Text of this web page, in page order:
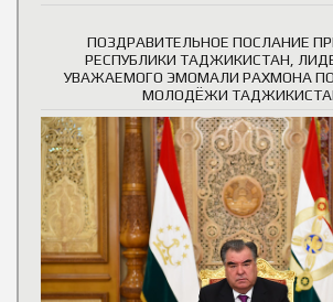
ПОЗДРАВИТЕЛЬНОЕ ПОСЛАНИЕ
РЕСПУБЛИКИ ТАДЖИКИСТАН,
УВАЖАЕМОГО ЭМОМАЛИ РАХМОНА
МОЛОДЁЖИ